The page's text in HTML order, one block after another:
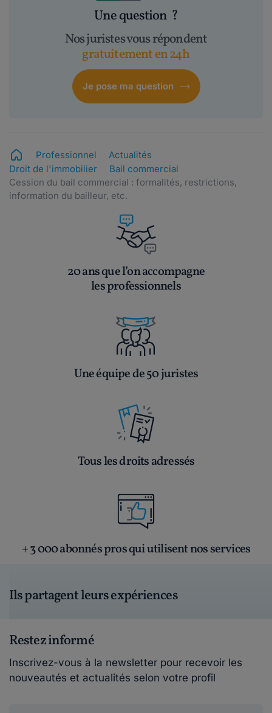
Une question ?
Nos juristes vous répondent
gratuitement en 24h
Je pose ma question
Professionnel
Actualités
Droit de l'immobilier
Bail commercial
Cession du bail commercial : formalités, restrictions,
information du bailleur, etc.
20 ans que l’on accompagne
les professionnels
Une équipe de 50 juristes
Tous les droits adressés
+ 3 000 abonnés pros qui utilisent nos services
Ils partagent leurs expériences
Restez informé
Inscrivez-vous à la newsletter pour recevoir les
nouveautés et actualités selon votre profil